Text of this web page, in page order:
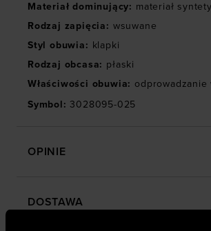
Materiał dominujący: materiał
Rodzaj zapięcia: wsuwane
Styl obuwia: klapki
Rodzaj obcasa: płaski
Właściwości obuwia: odprowadzanie
Symbol: 3028095-025
OPINIE
DOSTAWA